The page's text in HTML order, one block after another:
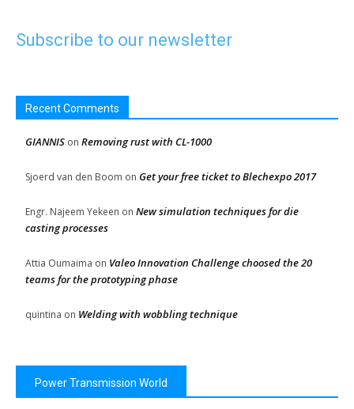
Subscribe to our newsletter
Recent Comments
GIANNIS on Removing rust with CL-1000
Sjoerd van den Boom on Get your free ticket to Blechexpo 2017
Engr. Najeem Yekeen on New simulation techniques for die
casting processes
Attia Oumaima on Valeo Innovation Challenge choosed the 20
teams for the prototyping phase
quintina on Welding with wobbling technique
Power Transmission World